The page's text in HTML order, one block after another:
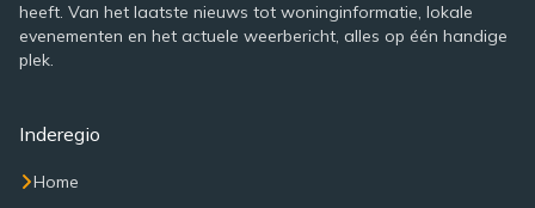
heeft. Van het laatste nieuws tot woninginformatie, lokale
evenementen en het actuele weerbericht, alles op één handige
plek.
Inderegio
Home